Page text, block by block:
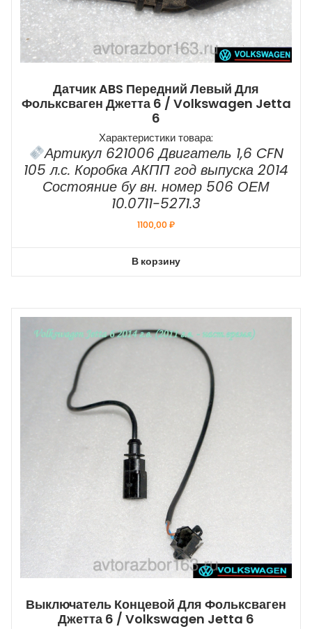
Датчик ABS Передний Левый Для
Фольксваген Джетта 6 / Volkswagen Jetta
6
Характеристики товара:
Артикул 621006 Двигатель 1,6 CFN
105 л.с. Коробка АКПП год выпуска 2014
Состояние бу вн. номер 506 ОЕМ
10.0711-5271.3
1100,00₽
В корзину
Выключатель Концевой Для Фольксваген
Джетта 6 / Volkswagen Jetta 6